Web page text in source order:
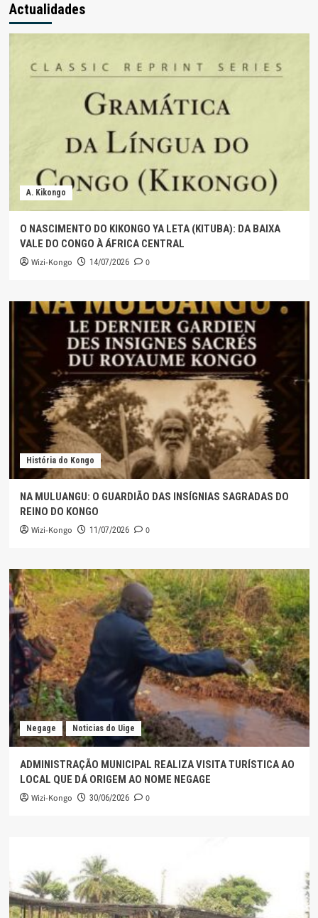
Actualidades
A. Kikongo
O NASCIMENTO DO KIKONGO YA LETA (KITUBA): DA BAIXA
VALE DO CONGO À ÁFRICA CENTRAL
Wizi-Kongo 14/07/2026 0
História do Kongo
NA MULUANGU: O GUARDIÃO DAS INSÍGNIAS SAGRADAS DO
REINO DO KONGO
Wizi-Kongo 11/07/2026 0
Negage Noticias do Uige
ADMINISTRAÇÃO MUNICIPAL REALIZA VISITA TURÍSTICA AO
LOCAL QUE DÁ ORIGEM AO NOME NEGAGE
Wizi-Kongo 30/06/2026 0